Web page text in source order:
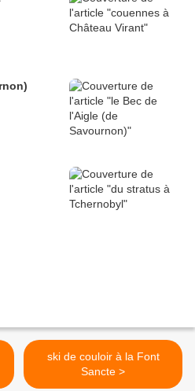
ski de couloir à la Font
Sancte >